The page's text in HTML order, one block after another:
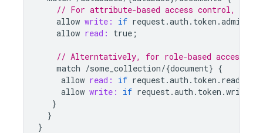
// For attribute-based access control,
allow write: if request.auth . token .admin
allow read: true ;
// Alterntatively, for role-based access,
match /some_collection/{document} {
allow read: if request.auth . token . reader
allow write: if request.auth . token .writer
}
}
}